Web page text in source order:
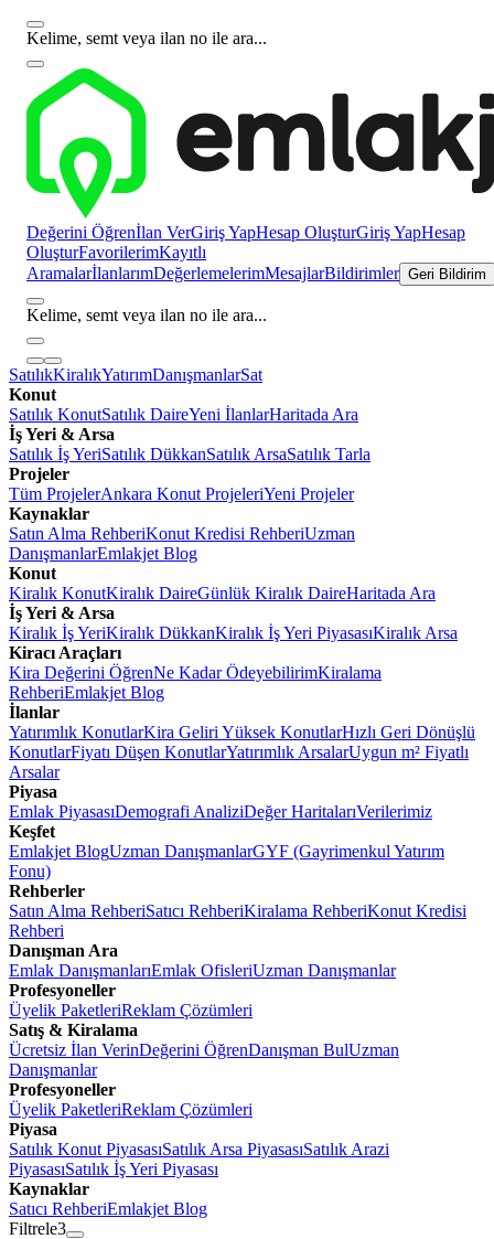
Kelime, semt veya ilan no ile ara...
Değerini Öğrenİlan VerGiriş YapHesap OluşturGiriş YapHesap
OluşturFavorilerimKayıtlı
AramalarİlanlarımDeğerlemelerimMesajlarBildirimler Geri Bildirim
Kelime, semt veya ilan no ile ara...
SatılıkKiralıkYatırımDanışmanlarSat
Konut
Satılık KonutSatılık DaireYeni İlanlarHaritada Ara
İş Yeri & Arsa
Satılık İş YeriSatılık DükkanSatılık ArsaSatılık Tarla
Projeler
Tüm ProjelerAnkara Konut ProjeleriYeni Projeler
Kaynaklar
Satın Alma RehberiKonut Kredisi RehberiUzman
DanışmanlarEmlakjet Blog
Konut
Kiralık KonutKiralık DaireGünlük Kiralık DaireHaritada Ara
İş Yeri & Arsa
Kiralık İş YeriKiralık DükkanKiralık İş Yeri PiyasasıKiralık Arsa
Kiracı Araçları
Kira Değerini ÖğrenNe Kadar ÖdeyebilirimKiralama
RehberiEmlakjet Blog
İlanlar
Yatırımlık KonutlarKira Geliri Yüksek KonutlarHızlı Geri Dönüşlü
KonutlarFiyatı Düşen KonutlarYatırımlık ArsalarUygun m² Fiyatlı
Arsalar
Piyasa
Emlak PiyasasıDemografi AnaliziDeğer HaritalarıVerilerimiz
Keşfet
Emlakjet BlogUzman DanışmanlarGYF (Gayrimenkul Yatırım
Fonu)
Rehberler
Satın Alma RehberiSatıcı RehberiKiralama RehberiKonut Kredisi
Rehberi
Danışman Ara
Emlak DanışmanlarıEmlak OfisleriUzman Danışmanlar
Profesyoneller
Üyelik PaketleriReklam Çözümleri
Satış & Kiralama
Ücretsiz İlan VerinDeğerini ÖğrenDanışman BulUzman
Danışmanlar
Profesyoneller
Üyelik PaketleriReklam Çözümleri
Piyasa
Satılık Konut PiyasasıSatılık Arsa PiyasasıSatılık Arazi
PiyasasıSatılık İş Yeri Piyasası
Kaynaklar
Satıcı RehberiEmlakjet Blog
Filtrele3